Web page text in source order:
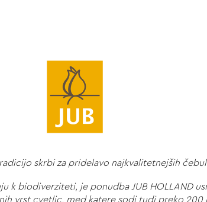
skrbi za pridelavo najkvalitetnejših
k biodiverziteti, je ponudba JUB HOLLAND
vrst cvetlic, med katere sodi tudi preko 200